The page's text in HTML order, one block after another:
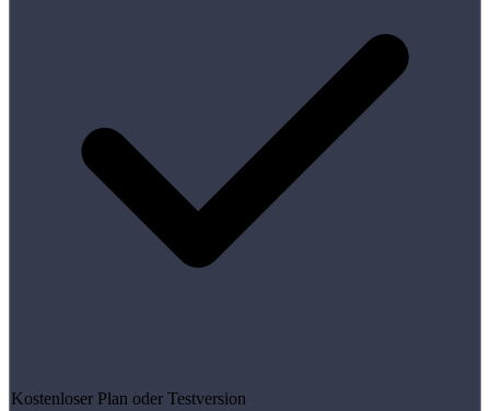
Kostenloser Plan oder Testversion